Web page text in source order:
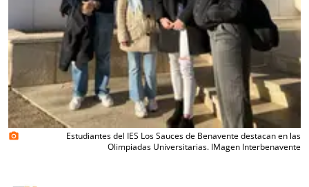
photo_camera
Estudiantes del IES Los Sauces de Benavente destacan en las
Olimpiadas Universitarias. IMagen Interbenavente